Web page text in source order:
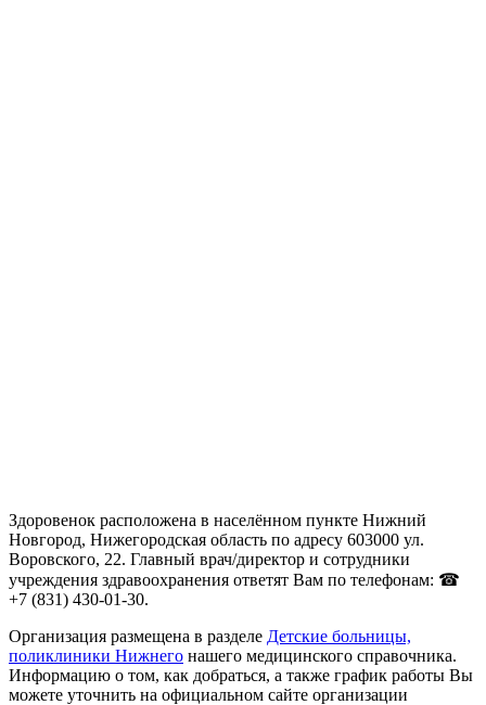
Здоровенок расположена в населённом пункте Нижний
Новгород, Нижегородская область по адресу 603000 ул.
Воровского, 22. Главный врач/директор и сотрудники
учреждения здравоохранения ответят Вам по телефонам: ☎
+7 (831) 430-01-30.
Организация размещена в разделе Детские больницы,
поликлиники Нижнего нашего медицинского справочника.
Информацию о том, как добраться, а также график работы Вы
можете уточнить на официальном сайте организации